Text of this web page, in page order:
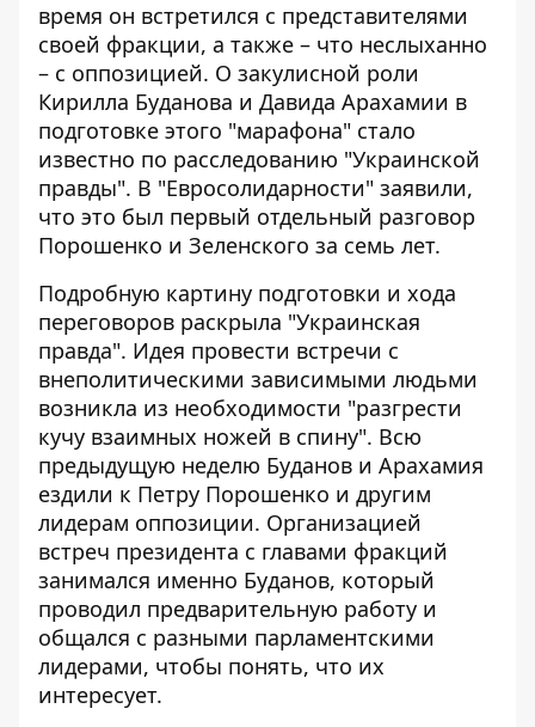
время он встретился с представителями
своей фракции, а также – что неслыханно
– с оппозицией. О закулисной роли
Кирилла Буданова и Давида Арахамии в
подготовке этого "марафона" стало
известно по расследованию "Украинской
правды". В "Евросолидарности" заявили,
что это был первый отдельный разговор
Порошенко и Зеленского за семь лет.
Подробную картину подготовки и хода
переговоров раскрыла "Украинская
правда". Идея провести встречи с
внеполитическими зависимыми людьми
возникла из необходимости "разгрести
кучу взаимных ножей в спину". Всю
предыдущую неделю Буданов и Арахамия
ездили к Петру Порошенко и другим
лидерам оппозиции. Организацией
встреч президента с главами фракций
занимался именно Буданов, который
проводил предварительную работу и
общался с разными парламентскими
лидерами, чтобы понять, что их
интересует.